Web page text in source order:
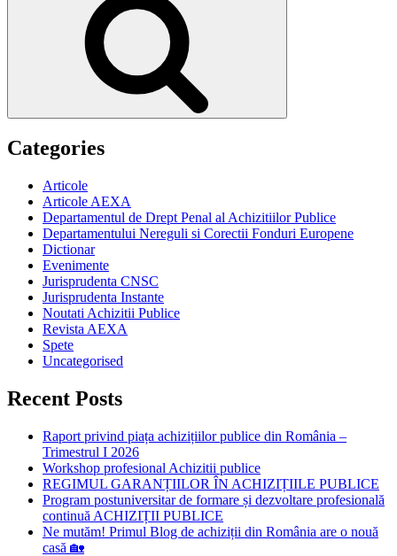
Categories
Articole
Articole AEXA
Departamentul de Drept Penal al Achizitiilor Publice
Departamentului Nereguli si Corectii Fonduri Europene
Dictionar
Evenimente
Jurisprudenta CNSC
Jurisprudenta Instante
Noutati Achizitii Publice
Revista AEXA
Spete
Uncategorised
Recent Posts
Raport privind piața achizițiilor publice din România –
Trimestrul I 2026
Workshop profesional Achizitii publice
REGIMUL GARANȚIILOR ÎN ACHIZIȚIILE PUBLICE
Program postuniversitar de formare și dezvoltare profesională
continuă ACHIZIȚII PUBLICE
Ne mutăm! Primul Blog de achiziții din România are o nouă
casă 🏡